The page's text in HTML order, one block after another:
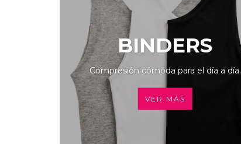
BINDERS
Compresión cómoda para el día a día.
VER MÁS